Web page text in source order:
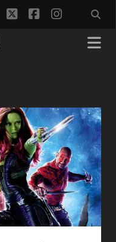
twitterfacebook